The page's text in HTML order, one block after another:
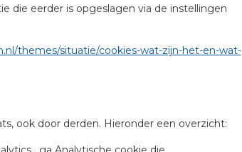
die eerder is opgeslagen via de instellingen
themes/situatie/cookies-wat-zijn-het-en-wat-
ook door derden. Hieronder een overzicht: